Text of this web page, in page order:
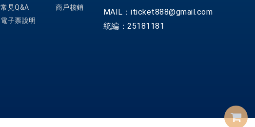
MAIL：iticket888@gmail.com
統編：25181181
商戶核銷
常見Q&A
電子票說明